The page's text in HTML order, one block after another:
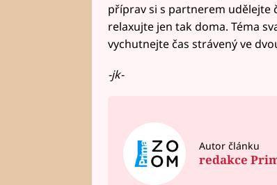
příprav si s partnerem udělejte
relaxujte jen tak doma. Téma
vychutnejte čas strávený ve
-jk-
Autor článku
redakce